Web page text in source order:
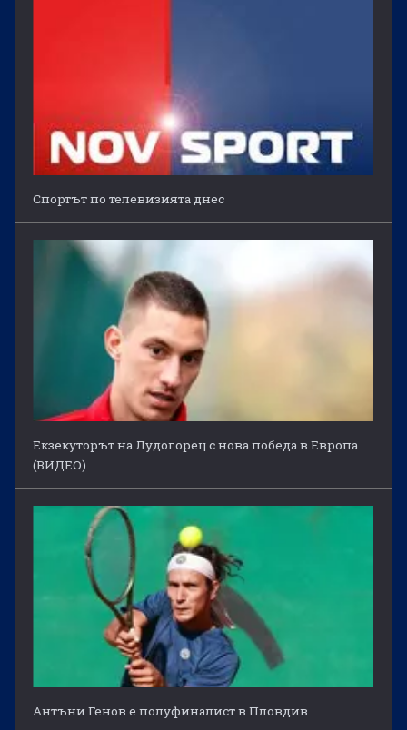
Спортът по телевизията днес
Екзекуторът на Лудогорец с нова победа в Европа
(ВИДЕО)
Антъни Генов е полуфиналист в Пловдив